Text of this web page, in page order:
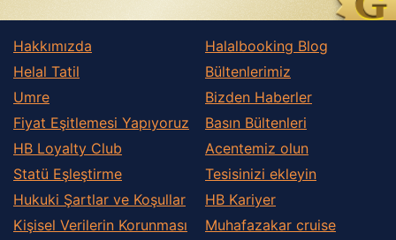
Hakkımızda
Helal Tatil
Umre
Fiyat Eşitlemesi Yapıyoruz
HB Loyalty Club
Statü Eşleştirme
Hukuki Şartlar ve Koşullar
Kişisel Verilerin Korunması
Halalbooking Blog
Bültenlerimiz
Bizden Haberler
Basın Bültenleri
Acentemiz olun
Tesisinizi ekleyin
HB Kariyer
Muhafazakar сruise